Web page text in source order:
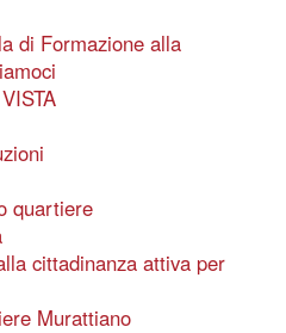
di Formazione alla
quartiere
cittadinanza attiva per
Murattiano